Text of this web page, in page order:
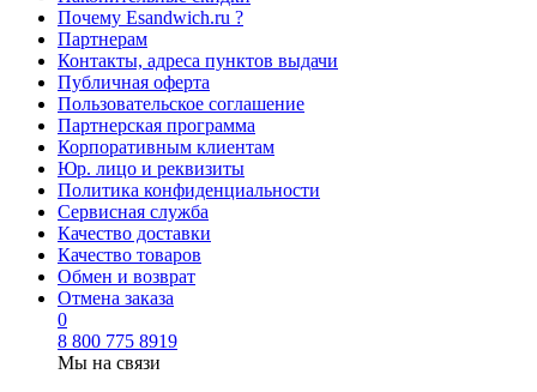
Почему Esandwich.ru ?
Партнерам
Контакты, адреса пунктов выдачи
Публичная оферта
Пользовательское соглашение
Партнерская программа
Корпоративным клиентам
Юр. лицо и реквизиты
Политика конфиденциальности
Сервисная служба
Качество доставки
Качество товаров
Обмен и возврат
Отмена заказа
0
8 800 775 8919
Мы на связи